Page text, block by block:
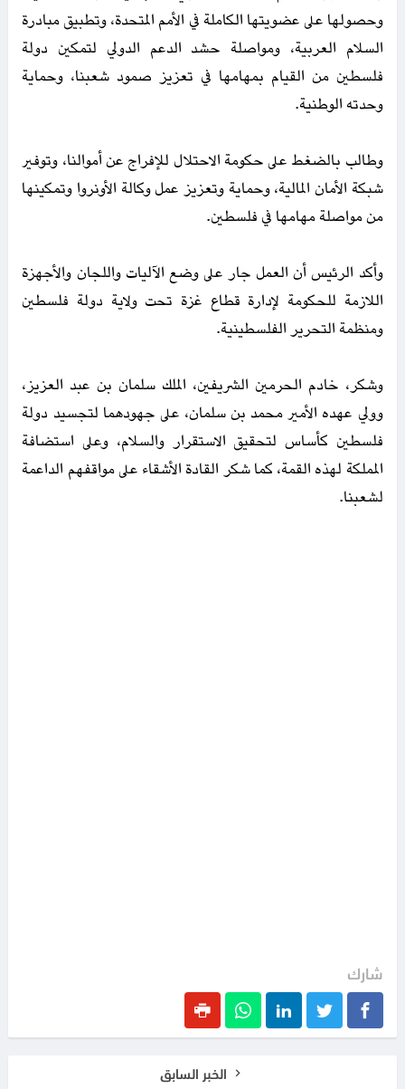
وحصولها على عضويتها الكاملة في الأمم المتحدة، وتطبيق مبادرة
السلام العربية، ومواصلة حشد الدعم الدولي لتمكين دولة
فلسطين من القيام بمهامها في تعزيز صمود شعبنا، وحماية
وحدته الوطنية.
وطالب بالضغط على حكومة الاحتلال للإفراج عن أموالنا، وتوفير
شبكة الأمان المالية، وحماية وتعزيز عمل وكالة الأونروا وتمكينها
من مواصلة مهامها في فلسطين.
وأكد الرئيس أن العمل جار على وضع الآليات واللجان والأجهزة
اللازمة للحكومة لإدارة قطاع غزة تحت ولاية دولة فلسطين
ومنظمة التحرير الفلسطينية.
وشكر، خادم الحرمين الشريفين، الملك سلمان بن عبد العزيز،
وولي عهده الأمير محمد بن سلمان، على جهودهما لتجسيد دولة
فلسطين كأساس لتحقيق الاستقرار والسلام، وعلى استضافة
المملكة لهذه القمة، كما شكر القادة الأشقاء على مواقفهم الداعمة
لشعبنا.
شارك
الخبر السابق